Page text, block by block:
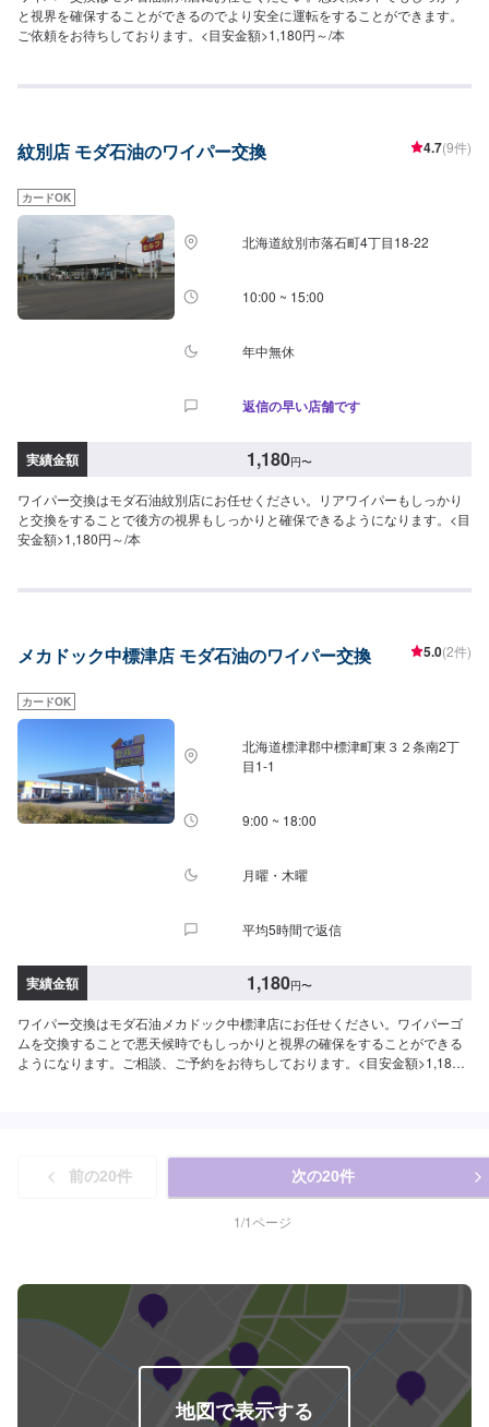
と視界を確保することができるのでより安全に運転をすることができます。
ご依頼をお待ちしております。<目安金額>1,180円～/本
紋別店 モダ石油のワイパー交換 4.7(9件)
カードOK
北海道紋別市落石町4丁目18-22
10:00 ~ 15:00
年中無休
返信の早い店舗です
実績金額 1,180円〜
ワイパー交換はモダ石油紋別店にお任せください。リアワイパーもしっかり
と交換をすることで後方の視界もしっかりと確保できるようになります。<目
安金額>1,180円～/本
メカドック中標津店 モダ石油のワイパー交換 5.0(2件)
カードOK
北海道標津郡中標津町東３２条南2丁
目1-1
9:00 ~ 18:00
月曜・木曜
平均5時間で返信
実績金額 1,180円〜
ワイパー交換はモダ石油メカドック中標津店にお任せください。ワイパーゴ
ムを交換することで悪天候時でもしっかりと視界の確保をすることができる
ようになります。ご相談、ご予約をお待ちしております。<目安金額>1,180
前の20件 次の20件
1/1ページ
地図で表示する